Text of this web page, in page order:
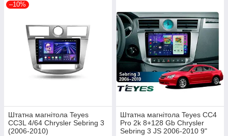
–10%
Штатна магнітола Teyes
CC3L 4/64 Chrysler Sebring 3
(2006-2010)
Штатна магнітола Teyes CC4
Pro 2k 8+128 Gb Chrysler
Sebring 3 JS 2006-2010 9"